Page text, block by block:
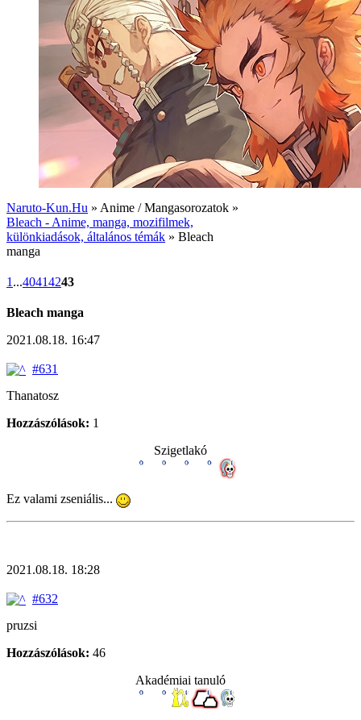
Naruto-Kun.Hu » Anime / Mangasorozatok »
Bleach - Anime, manga, mozifilmek,
különkiadások, általános témák » Bleach
manga
1 ...40414243
Bleach manga
2021.08.18. 16:47
#631
Thanatosz
Hozzászólások: 1
Szigetlakó
Ez valami zseniális...
2021.08.18. 18:28
#632
pruzsi
Hozzászólások: 46
Akadémiai tanuló